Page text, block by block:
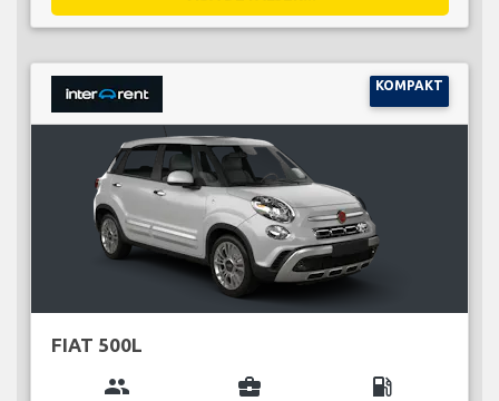
KOMPAKT
FIAT 500L
group business_center local_gas_station